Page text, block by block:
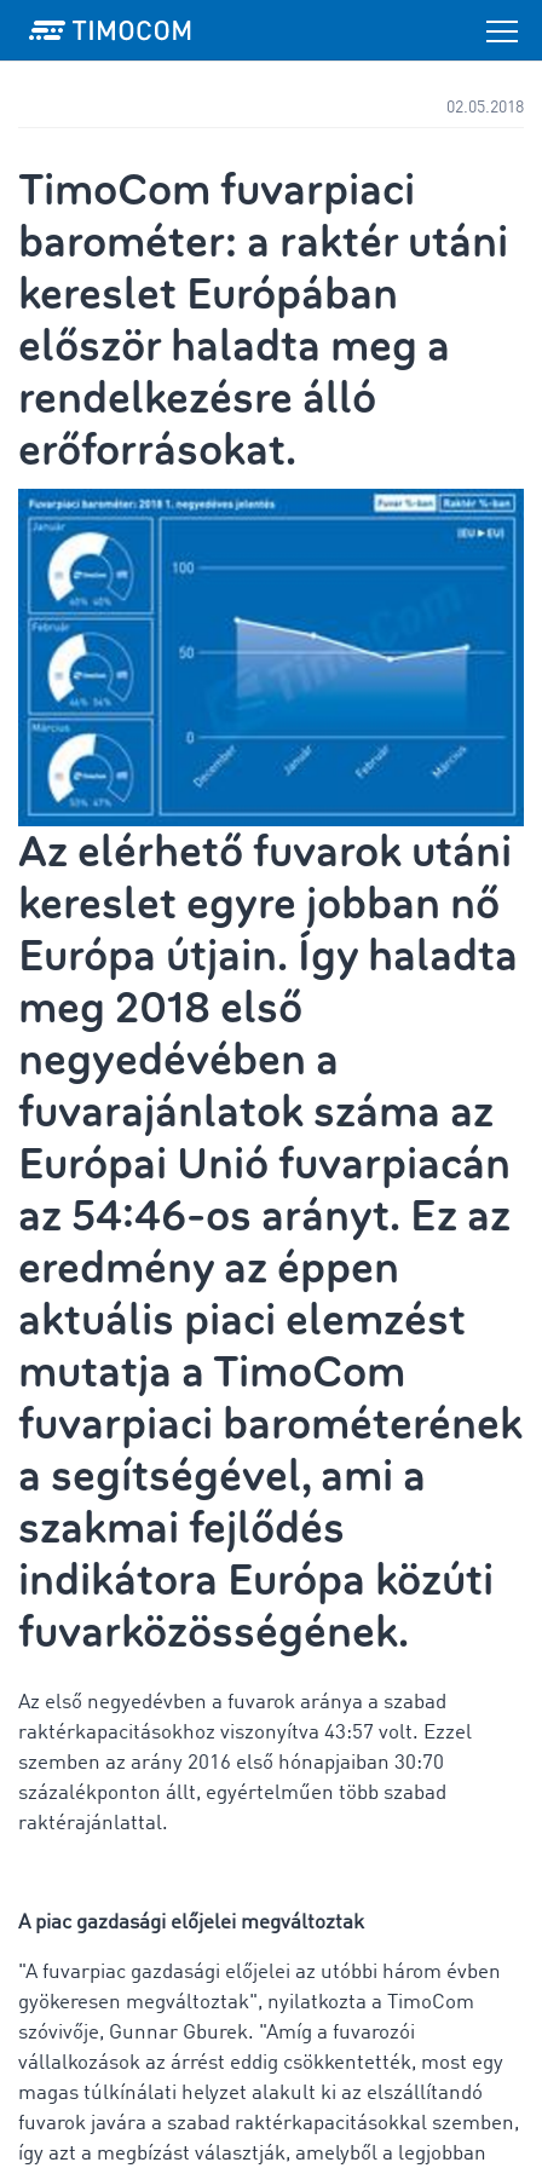
02.05.2018
TimoCom fuvarpiaci
barométer: a raktér utáni
kereslet Európában
először haladta meg a
rendelkezésre álló
erőforrásokat.
Az elérhető fuvarok utáni
kereslet egyre jobban nő
Európa útjain. Így haladta
meg 2018 első
negyedévében a
fuvarajánlatok száma az
Európai Unió fuvarpiacán
az 54:46-os arányt. Ez az
eredmény az éppen
aktuális piaci elemzést
mutatja a TimoCom
fuvarpiaci barométerének
a segítségével, ami a
szakmai fejlődés
indikátora Európa közúti
fuvarközösségének.
Az első negyedévben a fuvarok aránya a szabad
raktérkapacitásokhoz viszonyítva 43:57 volt. Ezzel
szemben az arány 2016 első hónapjaiban 30:70
százalékponton állt, egyértelműen több szabad
raktérajánlattal.
A piac gazdasági előjelei megváltoztak
"A fuvarpiac gazdasági előjelei az utóbbi három évben
gyökeresen megváltoztak", nyilatkozta a TimoCom
szóvivője, Gunnar Gburek. "Amíg a fuvarozói
vállalkozások az árrést eddig csökkentették, most egy
magas túlkínálati helyzet alakult ki az elszállítandó
fuvarok javára a szabad raktérkapacitásokkal szemben,
így azt a megbízást választják, amelyből a legjobban